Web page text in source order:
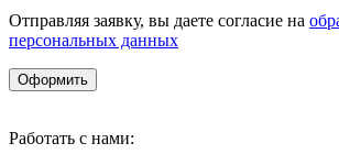
Отправляя заявку, вы даете согласие на
персональных данных
Оформить
Работать с нами: